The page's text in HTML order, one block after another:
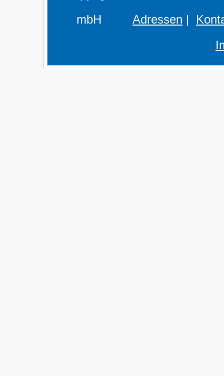
mbH Adressen |